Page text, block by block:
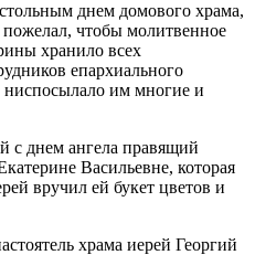
днем домового храма,
чтобы молитвенное
хранило всех
епархиального
ниспосылало им многие и
с днем ангела правящий
Васильевне, которая
вручил ей букет цветов и
храма иерей Георгий